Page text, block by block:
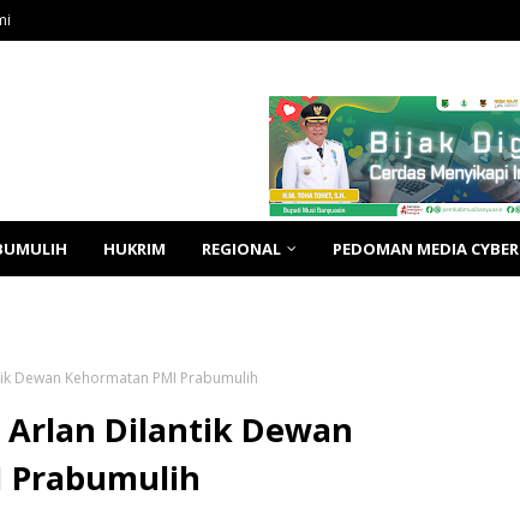
HUKRIM REGIONAL PEDOMAN MEDIA CYBER
Dewan Kehormatan PMI Prabumulih
Dilantik Dewan
Prabumulih